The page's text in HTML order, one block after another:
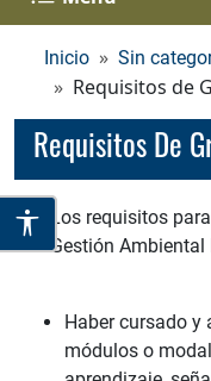
Inicio Sin
Requisitos de
Requisitos De
Los requisitos
Gestión Ambiental
Haber cursado y
módulos o